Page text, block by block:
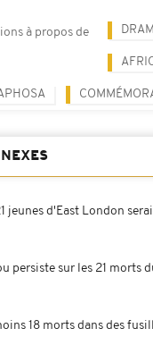
à propos de
jeunes d'East London
persiste sur les 21 morts
18 morts dans des